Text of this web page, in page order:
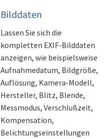
Bilddaten
Lassen Sie sich die
kompletten EXIF-Bilddaten
anzeigen, wie beispielsweise
Aufnahmedatum, Bildgröße,
Auflösung, Kamera-Modell,
Hersteller, Blitz, Blende,
Messmodus, Verschlußzeit,
Kompensation,
Belichtungseinstellungen